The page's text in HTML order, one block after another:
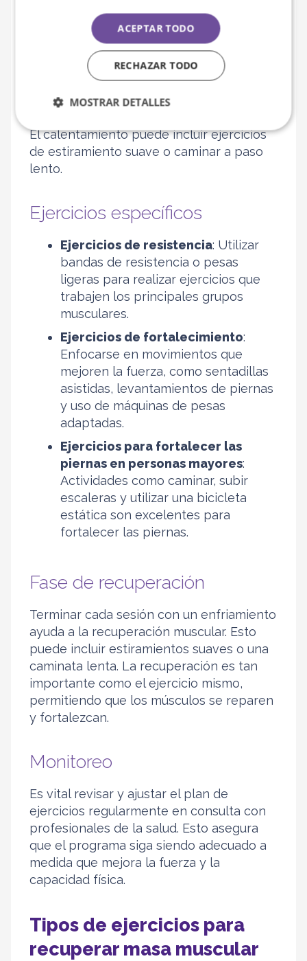
Ejercicios de calentamiento
Iniciar cada sesión con un calentamiento
ayuda a preparar el cuerpo para el
El calentamiento puede incluir ejercicios
de estiramiento suave o caminar a paso
lento.
Ejercicios específicos
Ejercicios de resistencia: Utilizar
bandas de resistencia o pesas
ligeras para realizar ejercicios que
trabajen los principales grupos
musculares.
Ejercicios de fortalecimiento:
Enfocarse en movimientos que
mejoren la fuerza, como sentadillas
asistidas, levantamientos de piernas
y uso de máquinas de pesas
adaptadas.
Ejercicios para fortalecer las
piernas en personas mayores:
Actividades como caminar, subir
escaleras y utilizar una bicicleta
estática son excelentes para
fortalecer las piernas.
Fase de recuperación
Terminar cada sesión con un enfriamiento
ayuda a la recuperación muscular. Esto
puede incluir estiramientos suaves o una
caminata lenta. La recuperación es tan
importante como el ejercicio mismo,
permitiendo que los músculos se reparen
y fortalezcan.
Monitoreo
Es vital revisar y ajustar el plan de
ejercicios regularmente en consulta con
profesionales de la salud. Esto asegura
que el programa siga siendo adecuado a
medida que mejora la fuerza y la
capacidad física.
Tipos de ejercicios para
recuperar masa muscular
ACEPTAR TODO
RECHAZAR TODO
MOSTRAR DETALLES